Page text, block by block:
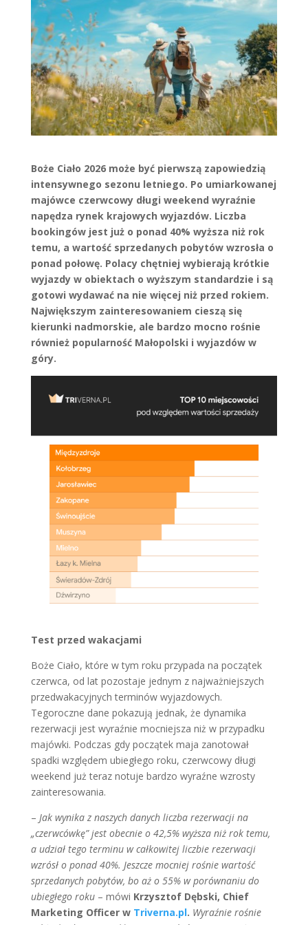
Boże Ciało 2026 może być pierwszą zapowiedzią
intensywnego sezonu letniego. Po umiarkowanej
majówce czerwcowy długi weekend wyraźnie
napędza rynek krajowych wyjazdów. Liczba
bookingów jest już o ponad 40% wyższa niż rok
temu, a wartość sprzedanych pobytów wzrosła o
ponad połowę. Polacy chętniej wybierają krótkie
wyjazdy w obiektach o wyższym standardzie i są
gotowi wydawać na nie więcej niż przed rokiem.
Największym zainteresowaniem cieszą się
kierunki nadmorskie, ale bardzo mocno rośnie
również popularność Małopolski i wyjazdów w
góry.
Test przed wakacjami
Boże Ciało, które w tym roku przypada na początek
czerwca, od lat pozostaje jednym z najważniejszych
przedwakacyjnych terminów wyjazdowych.
Tegoroczne dane pokazują jednak, że dynamika
rezerwacji jest wyraźnie mocniejsza niż w przypadku
majówki. Podczas gdy początek maja zanotował
spadki względem ubiegłego roku, czerwcowy długi
weekend już teraz notuje bardzo wyraźne wzrosty
zainteresowania.
– Jak wynika z naszych danych liczba rezerwacji na
„czerwcówkę” jest obecnie o 42,5% wyższa niż rok temu,
a udział tego terminu w całkowitej liczbie rezerwacji
wzrósł o ponad 40%. Jeszcze mocniej rośnie wartość
sprzedanych pobytów, bo aż o 55% w porównaniu do
ubiegłego roku– mówi Krzysztof Dębski, Chief
Marketing Officer w Triverna.pl. Wyraźnie rośnie